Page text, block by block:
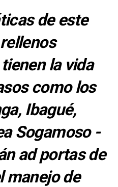
de este
la vida
como los
Ibagué,
Sogamoso -
ad portas de
manejo de